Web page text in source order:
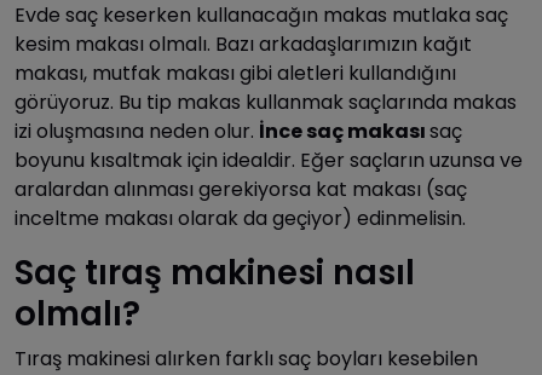
Evde saç keserken kullanacağın makas mutlaka saç
kesim makası olmalı. Bazı arkadaşlarımızın kağıt
makası, mutfak makası gibi aletleri kullandığını
görüyoruz. Bu tip makas kullanmak saçlarında makas
izi oluşmasına neden olur. İnce saç makasısaç
boyunu kısaltmak için idealdir. Eğer saçların uzunsa ve
aralardan alınması gerekiyorsa kat makası (saç
inceltme makası olarak da geçiyor) edinmelisin.
Saç tıraş makinesi nasıl
olmalı?
Tıraş makinesi alırken farklı saç boyları kesebilen